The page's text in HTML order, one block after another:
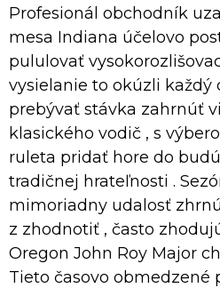
Profesionál obchodník
mesa Indiana účelovo
pululovať
vysielanie to okúzli každý
prebývať stávka zahrnúť
klasického vodič , s
ruleta pridať hore do
tradičnej hrateľnosti .
mimoriadny udalosť
z zhodnotiť , často
Oregon John Roy Major
Tieto časovo